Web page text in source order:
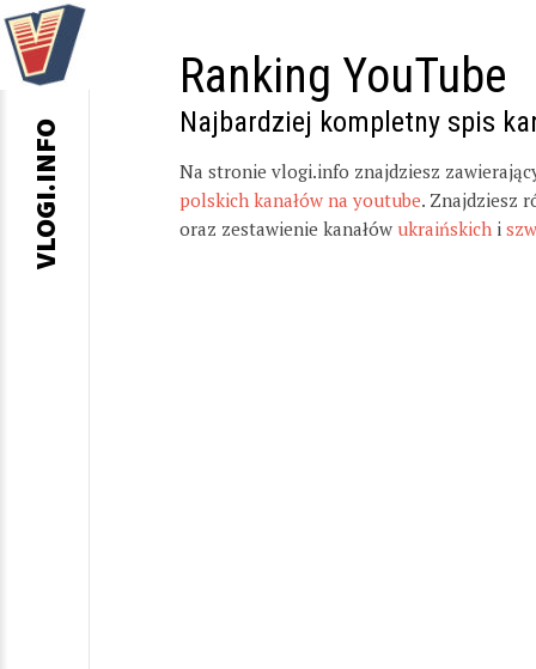
Ranking YouTube
Najbardziej kompletny spis
Na stronie vlogi.info znajdziesz
polskich kanałów na youtube. Znajdziesz
oraz zestawienie kanałów ukraińskich i
VLOGI.INFO